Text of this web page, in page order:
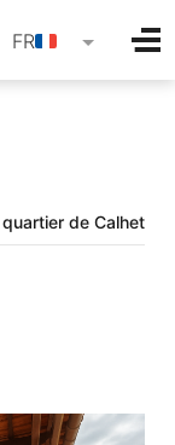
language
FR
de Calheta